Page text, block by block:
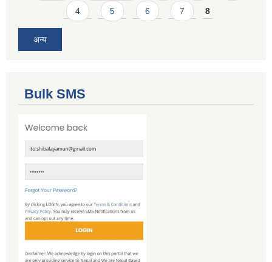
4 5 6 7 8
अन्य
Bulk SMS